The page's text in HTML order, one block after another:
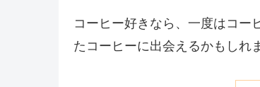
コーヒー好きなら、一度はコー
たコーヒーに出会えるかもしれ